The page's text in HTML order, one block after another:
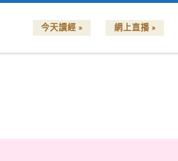
今天讀經 » 網上直播 »